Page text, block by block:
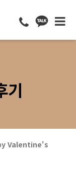
기
Valentine's